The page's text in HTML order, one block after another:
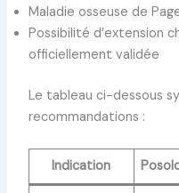
Maladie osseuse de
Possibilité d’extension
officiellement validée
Le tableau ci-dessous
recommandations :
Indication